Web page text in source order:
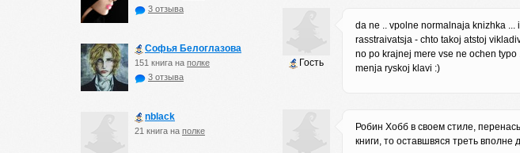
3 отзыва
Софья Белоглазова
151 книга на полке
3 отзыва
nblack
21 книга на полке
Гость
da ne .. vpolne normalnaja knizhka ...
rasstraivatsja - chto takoj atstoj
no po krajnej mere vse ne ochen typo
menja ryskoj klavi :)
Робин Хобб в своем стиле,
книги, то оставшвяся треть вполне